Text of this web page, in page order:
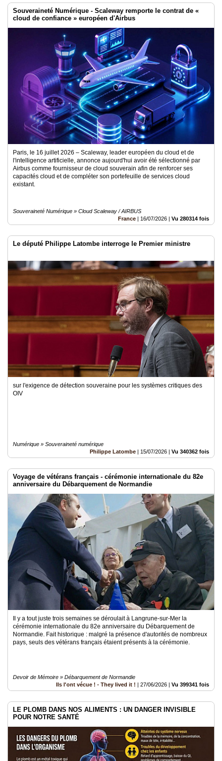
Souveraineté Numérique - Scaleway remporte le contrat de «
cloud de confiance » européen d'Airbus
Paris, le 16 juillet 2026 – Scaleway, leader européen du cloud et de
l'intelligence artificielle, annonce aujourd'hui avoir été sélectionné par
Airbus comme fournisseur de cloud souverain afin de renforcer ses
capacités cloud et de compléter son portefeuille de services cloud
existant.
Souveraineté Numérique » Cloud Scaleway / AIRBUS
France | 16/07/2026 | Vu 280314 fois
Le député Philippe Latombe interroge le Premier ministre
sur l'exigence de détection souveraine pour les systèmes critiques des
OIV
Numérique » Souveraineté numérique
Philippe Latombe | 15/07/2026 | Vu 340362 fois
Voyage de vétérans français - cérémonie internationale du 82e
anniversaire du Débarquement de Normandie
Il y a tout juste trois semaines se déroulait à Langrune-sur-Mer la
cérémonie internationale du 82e anniversaire du Débarquement de
Normandie. Fait historique : malgré la présence d'autorités de nombreux
pays, seuls des vétérans français étaient présents à la cérémonie.
Devoir de Mémoire » Débarquement de Normandie
Ils l'ont vécue ! - They lived it ! | 27/06/2026 | Vu 399341 fois
LE PLOMB DANS NOS ALIMENTS : UN DANGER INVISIBLE
POUR NOTRE SANTÉ